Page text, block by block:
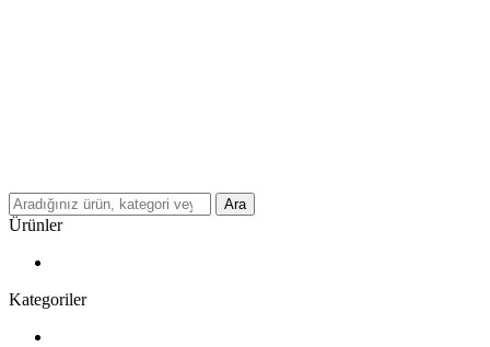
Ara
Ürünler
Kategoriler